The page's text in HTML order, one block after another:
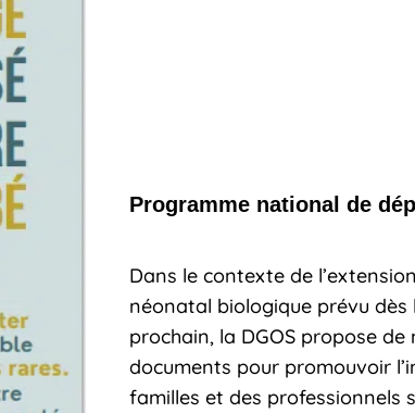
Programme national de
Dans le contexte de
néonatal biologique prévu dès
prochain, la DGOS propose de
documents pour promouvoir
familles et des professionnels